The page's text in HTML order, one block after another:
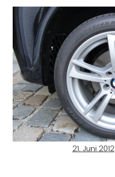
Posted
21. Juni 2012